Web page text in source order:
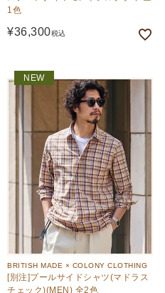
1色
¥36,300税込
NEW
BRITISH MADE × COLONY CLOTHING
[別注]プールサイドシャツ(マドラス
チェック)(MEN) 全2色